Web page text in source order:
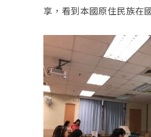
享，看到本國原住民族在